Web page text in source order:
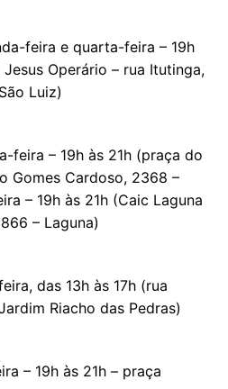
feira e quarta-feira – 19h
Operário – rua Itutinga,
Luiz)
feira – 19h às 21h (praça do
Gomes Cardoso, 2368 –
– 19h às 21h (Caic Laguna
– Laguna)
das 13h às 17h (rua
Riacho das Pedras)
– 19h às 21h – praça